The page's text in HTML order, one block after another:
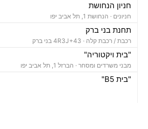
חניון הנחושת
חניונים · הנחושת 1, תל אביב יפו
תחנת בני ברק
רכבת / רכבת קלה ·
"בית ויקטוריה"
מבני משרדים ומסחר · הברזל 1, תל אביב יפו
"בית B5"